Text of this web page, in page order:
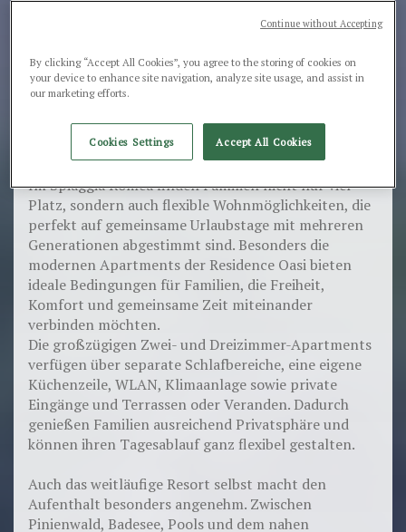
mit Kindern und Hund geeignet ist.
Platz und Komfort für die ganze
Familie
Gerade bei einem Urlaub mit Großfamilie spielt die
richtige Unterkunft eine besonders wichtige Rolle.
Im Spiaggia Romea finden Familien nicht nur viel
Platz, sondern auch flexible Wohnmöglichkeiten, die
perfekt auf gemeinsame Urlaubstage mit mehreren
Generationen abgestimmt sind. Besonders die
modernen Apartments der Residence Oasi bieten
ideale Bedingungen für Familien, die Freiheit,
Komfort und gemeinsame Zeit miteinander
verbinden möchten.
Die großzügigen Zwei- und Dreizimmer-Apartments
verfügen über separate Schlafbereiche, eine eigene
Küchenzeile, WLAN, Klimaanlage sowie private
Eingänge und Terrassen oder Veranden. Dadurch
genießen Familien ausreichend Privatsphäre und
können ihren Tagesablauf ganz flexibel gestalten.
Auch das weitläufige Resort selbst macht den
Aufenthalt besonders angenehm. Zwischen
Pinienwald, Badesee, Pools und dem nahen
By clicking “Accept All Cookies”, you agree to the storing of cookies on
your device to enhance site navigation, analyze site usage, and assist in
our marketing efforts.
Cookies Settings Accept All Cookies
Continue without Accepting